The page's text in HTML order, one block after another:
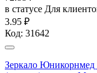
в статусе Для
3.95 ₽
Код: 31642
Зеркало Юникорнмед